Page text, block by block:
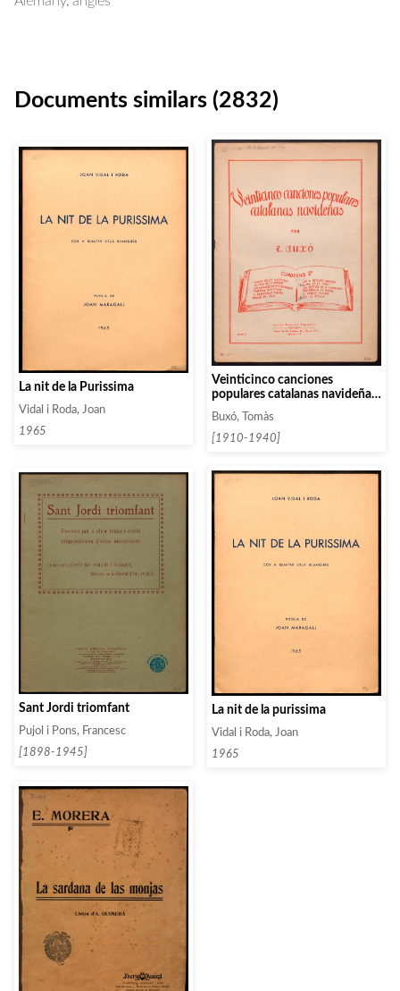
Documents similars (2832)
La nit de la Purissima
Vidal i Roda, Joan
1965
Veinticinco canciones
populares catalanas navideñas.
Buxó, Tomàs
[1910-1940]
Sant Jordi triomfant
Pujol i Pons, Francesc
[1898-1945]
La nit de la purissima
Vidal i Roda, Joan
1965